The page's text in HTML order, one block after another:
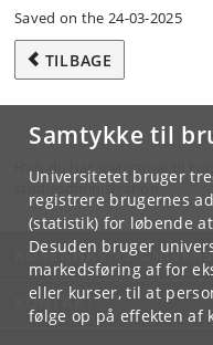
Samtykke til
Universitetet bruger
registrere brugernes
(statistik) for løbende
Desuden bruger
markedsføring af for
eller kurser, til at
følge op på effekten af
Saved on the 24-03-2025
TILBAGE
Hvis du har spørgsmål til
studieadministration.
KØBENHAVNS
KONTAKT